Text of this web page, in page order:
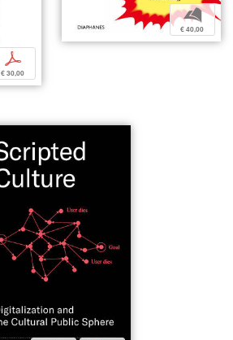
p
€ 30,00
b
€ 40,00